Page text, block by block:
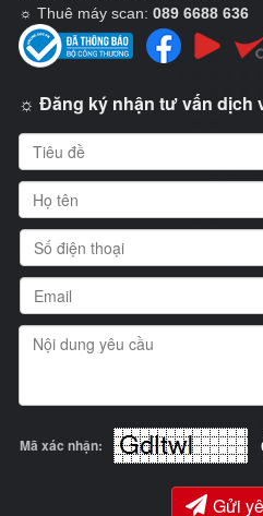
☼ Thuê máy scan: 089 6688 636
☼ Đăng ký nhận tư vấn dịch
Mã xác nhận:
Gửi